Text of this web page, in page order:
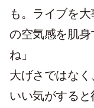
も。ライブを
の空気感を肌身
ね」
大げさではな
いい気がすると